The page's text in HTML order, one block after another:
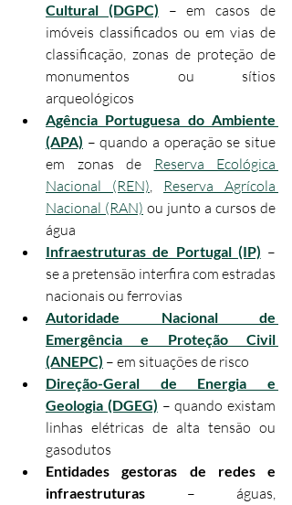
Cultural (DGPC) – em casos de
imóveis classificados ou em vias de
classificação, zonas de proteção de
monumentos ou sítios
arqueológicos
Agência Portuguesa do Ambiente
(APA) – quando a operação se situe
em zonas de
Reserva Ecológica
Nacional (REN), Reserva Agrícola
Nacional (RAN) ou junto a cursos de
água
Infraestruturas de Portugal (IP) –
se a pretensão interfira com estradas
nacionais ou ferrovias
Autoridade Nacional de
Emergência e Proteção Civil
(ANEPC) – em situações de risco
Direção-Geral de Energia e
Geologia (DGEG) – quando existam
linhas elétricas de alta tensão ou
gasodutos
Entidades gestoras de redes e
infraestruturas – águas,